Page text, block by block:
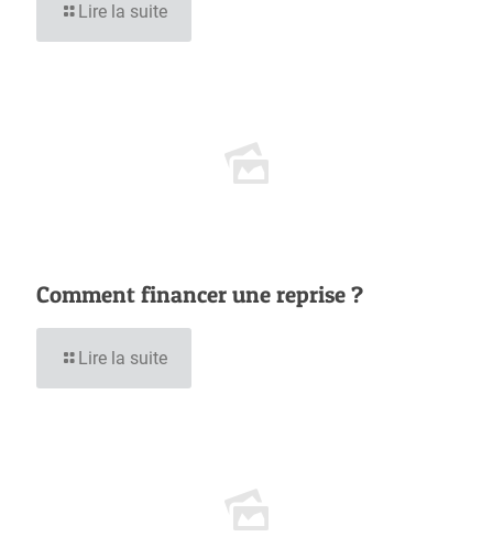
Lire la suite
Comment financer une reprise ?
Lire la suite